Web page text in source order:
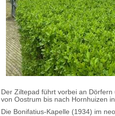
Der Ziltepad führt vorbei an
von Oostrum bis nach Hornhuizen
Die Bonifatius-Kapelle (1934) im